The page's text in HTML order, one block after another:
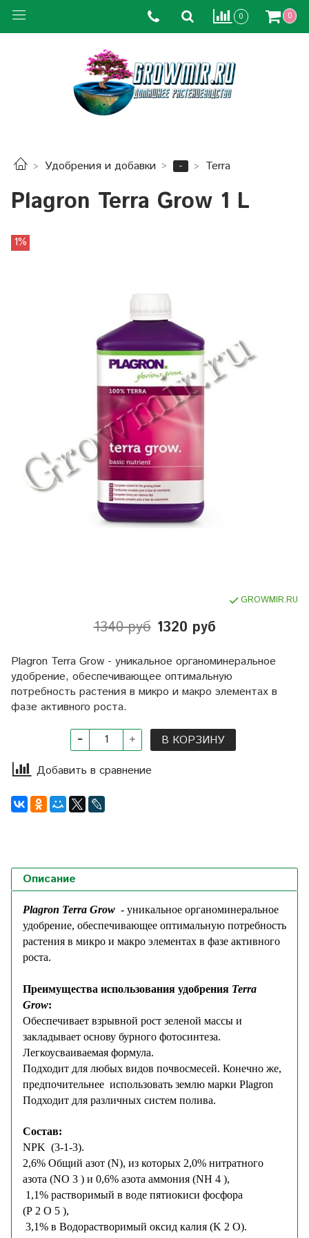
0 0
Удобрения и добавки - Terra
Plagron Terra Grow 1 L
1%
GROWMIR.RU
1340 руб 1320 руб
Plagron Terra Grow - уникальное органоминеральное
удобрение, обеспечивающее оптимальную
потребность растения в микро и макро элементах в
фазе активного роста.
В КОРЗИНУ
Добавить в сравнение
Описание
Plagron Terra Grow - уникальное органоминеральное
удобрение, обеспечивающее оптимальную потребность
растения в микро и макро элементах в фазе активного
роста.
Преимущества использования удобрения Terra
Grow:
Обеспечивает взрывной рост зеленой массы и
закладывает основу бурного фотосинтеза.
Легкоусваиваемая формула.
Подходит для любых видов почвосмесей. Конечно же,
предпочительнее использовать землю марки Plagron
Подходит для различных систем полива.
Состав:
NPK (3-1-3).
2,6% Общий азот (N), из которых 2,0% нитратного
азота (NO 3 ) и 0,6% азота аммония (NH 4 ),
1,1% растворимый в воде пятиокиси фосфора
(P 2 O 5 ),
3,1% в Водорастворимый оксид калия (K 2 O).